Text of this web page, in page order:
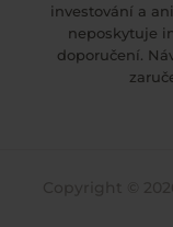
investování a
neposkytuje
doporučení.